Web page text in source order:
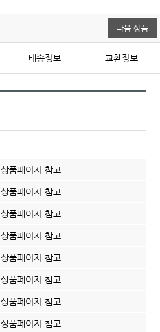
다음 상품
배송정보 교환정보
상품페이지 참고
상품페이지 참고
상품페이지 참고
상품페이지 참고
상품페이지 참고
상품페이지 참고
상품페이지 참고
상품페이지 참고